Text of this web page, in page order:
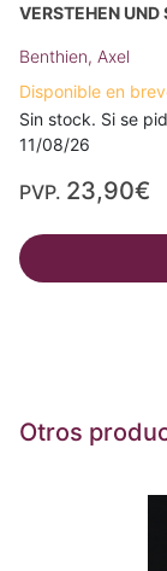
VERSTEHEN UND
Benthien, Axel
Disponible en
Sin stock. Si se
11/08/26
PVP. 23,90€
Otros